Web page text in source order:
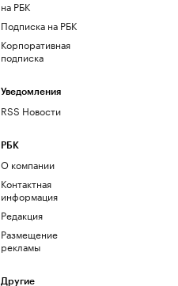
на РБК
Подписка на РБК
Корпоративная
подписка
Уведомления
RSS Новости
РБК
О компании
Контактная
информация
Редакция
Размещение
рекламы
Другие